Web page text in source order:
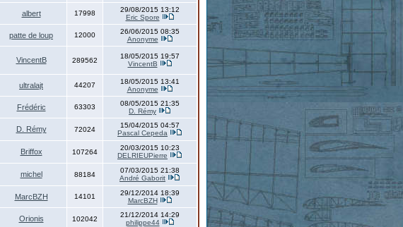
albert 17998
29/08/2015 13:12
Eric Spore
patte de loup 12000
26/06/2015 08:35
Anonyme
VincentB 289562
18/05/2015 19:57
VincentB
ultralajt 44207
18/05/2015 13:41
Anonyme
Frédéric 63303
08/05/2015 21:35
D. Rémy
D. Rémy 72024
15/04/2015 04:57
Pascal Cepeda
Briffox 107264
20/03/2015 10:23
DELRIEUPierre
michel 88184
07/03/2015 21:38
André Gaborit
MarcBZH 14101
29/12/2014 18:39
MarcBZH
Orionis 102042
21/12/2014 14:29
philippe44